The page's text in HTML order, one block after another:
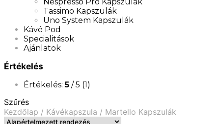
Tassimo Kapszulák
Uno System Kapszulák
Kávé Pod
Specialitások
Ajánlatok
Értékelés
Értékelés:5 / 5 (1)
Szűrés
Kezdőlap / Kávékapszula / Martello Kapszulák